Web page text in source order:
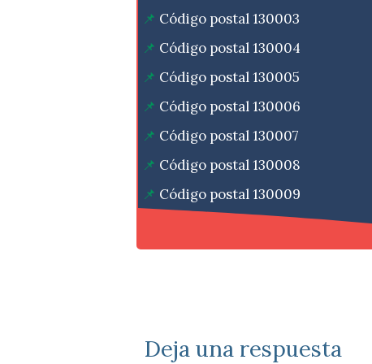
Código postal 130003
Código postal 130004
Código postal 130005
Código postal 130006
Código postal 130007
Código postal 130008
Código postal 130009
Código postal 130010
Deja una respuesta